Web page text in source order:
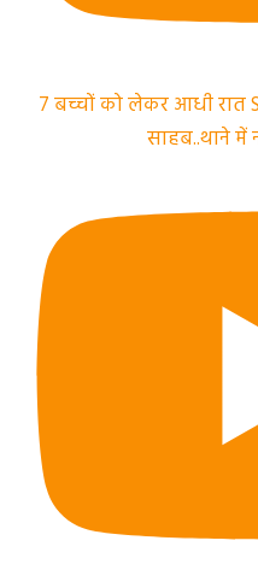
7 बच्चों को लेकर आधी रात
साहब..थाने में